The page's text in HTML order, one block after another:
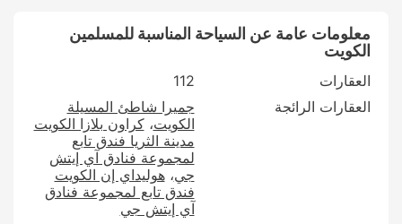
معلومات عامة عن السياحة المناسبة للمسلمين
الكويت
العقارات
112
العقارات الرائجة
جميرا شاطئ المسيلة
الكويت كراون بلازا الكويت
مدينة الثريا فندق تابع
لمجموعة فنادق آي إيتش
جي هوليداي إن الكويت
فندق تابع لمجموعة فنادق
آي إيتش جي